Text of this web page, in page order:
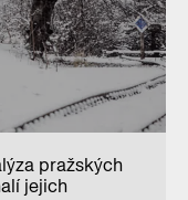
pražských
jejich